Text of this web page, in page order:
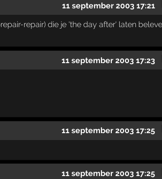
11 september 2003 17:21
repair) die je 'the day after' laten
11 september 2003 17:23
11 september 2003 17:25
11 september 2003 17:25